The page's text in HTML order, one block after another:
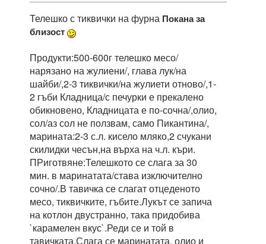
Телешко с тиквички на фурна Покана за
близост
Продукти:500-600г телешко месо/
нарязано на жулиени/, глава лук/на
шайби/,2-3 тиквички/на жулиети отново/,1-
2 гъби Кладница/с печурки е прекалено
обикновено, Кладницата е по-сочна/,олио,
сол/аз сол не ползвам, само Пикантина/,
марината:2-3 с.л. кисело мляко,2 счукани
скилидки чесън,на върха на ч.л. къри.
ПРиготвяне:Телешкото се слага за 30
мин. в маринатата/става изключително
сочно/.В тавичка се слагат отцеденото
месо, тиквичките, гъбите.Лукът се запича
на котлон двустранно, така придобива
`карамелен вкус`.Реди се и той в
тавичката.Слага се маринатата, олио и